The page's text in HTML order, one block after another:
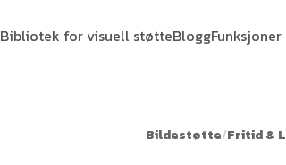
Bibliotek for visuell støtteBloggFunksjoner
Bildestøtte/Fritid &